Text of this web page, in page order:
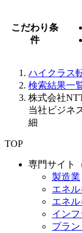
こだわり条
件
ハイクラス
検索結果一
株式会社
当社ビジネ
細
TOP
専門サイト
製造業
エネ
エネル
インフ
プラン